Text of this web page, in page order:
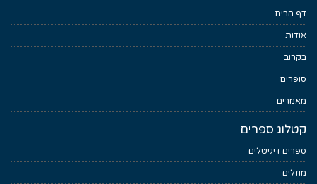
דף הבית
אודות
בקרוב
סופרים
מאמרים
קטלוג ספרים
ספרים דיגיטלים
מוזלים